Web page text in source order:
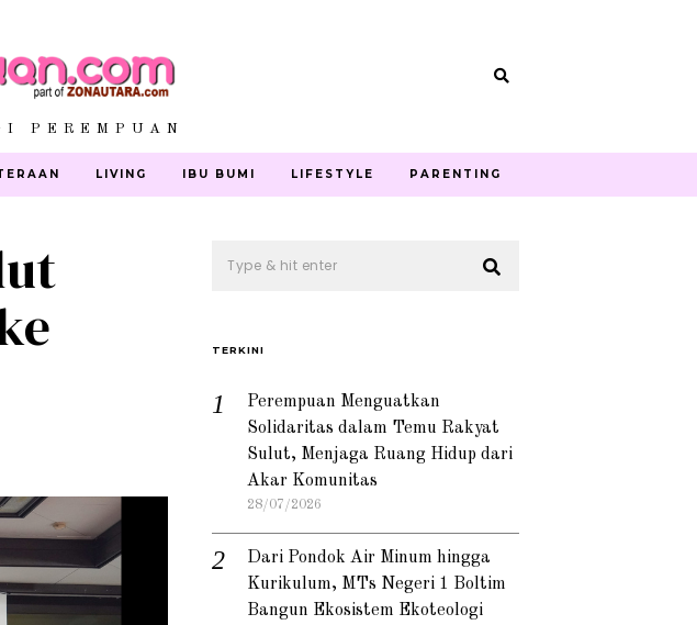
PEREMPUAN
LIVING IBU BUMI LIFESTYLE PARENTING
TERKINI
Perempuan Menguatkan
Solidaritas dalam Temu Rakyat
Sulut, Menjaga Ruang Hidup dari
Akar Komunitas
28/07/2026
Dari Pondok Air Minum hingga
Kurikulum, MTs Negeri 1 Boltim
Bangun Ekosistem Ekoteologi